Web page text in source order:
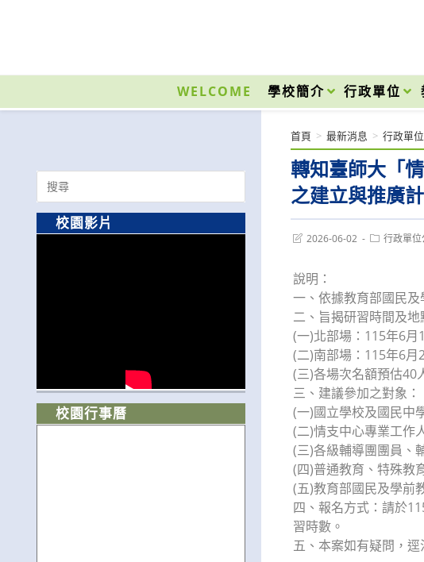
內
WELCOME 學校簡介 行政單位
轉知臺師大「
之建立與推廣
首頁 > 最新消息 > 行政單
Post2026-06-02
Post行政單位
說明：
一、依據教育部國民
二、旨揭研習時間及
(一)北部場：115年6月
(二)南部場：115年6月
(三)各場次名額預估40
三、建議參加之對象：
(一)國立學校及國民中
(二)情支中心專業工作
(三)各級輔導團團員、
(四)普通教育、特殊教
(五)教育部國民及學前
四、報名方式：請於
習時數。
五、本案如有疑問，
Search
for:
校園影片
校園行事曆